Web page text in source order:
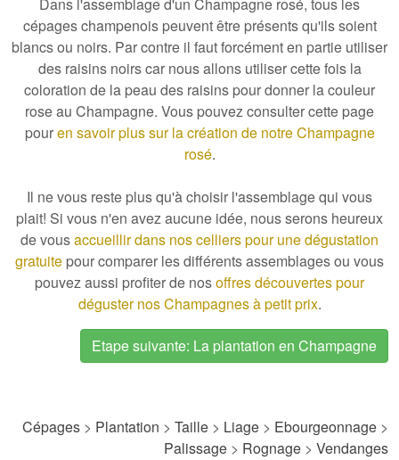
Dans l'assemblage d'un Champagne rosé, tous les
cépages champenois peuvent être présents qu'ils soient
blancs ou noirs. Par contre il faut forcément en partie utiliser
des raisins noirs car nous allons utiliser cette fois la
coloration de la peau des raisins pour donner la couleur
rose au Champagne. Vous pouvez consulter cette page
pouren savoir plus sur la création de notre Champagne
rosé.
Il ne vous reste plus qu'à choisir l'assemblage qui vous
plait! Si vous n'en avez aucune idée, nous serons heureux
de vousaccueillir dans nos celliers pour une dégustation
gratuite pour comparer les différents assemblages ou vous
pouvez aussi profiter de nosoffres découvertes pour
déguster nos Champagnes à petit prix.
Etape suivante: La plantation en Champagne
Cépages > Plantation > Taille > Liage > Ebourgeonnage >
Palissage > Rognage > Vendanges